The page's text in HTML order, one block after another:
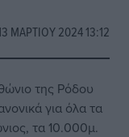
ΜΑΡΤΊΟΥ 2024 13:12
της Ρόδου
για όλα τα
τα 10.000μ.